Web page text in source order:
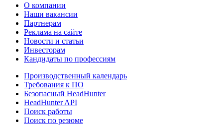
О компании
Наши вакансии
Партнерам
Реклама на сайте
Новости и статьи
Инвесторам
Кандидаты по профессиям
Производственный календарь
Требования к ПО
Безопасный HeadHunter
HeadHunter API
Поиск работы
Поиск по резюме